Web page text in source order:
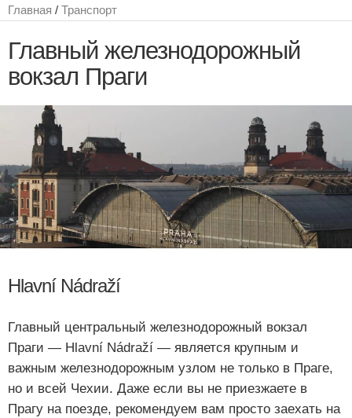
Главная / Транспорт
Главный железнодорожный
вокзал Праги
Hlavní Nádraží
Главный центральный железнодорожный вокзал
Праги — Hlavní Nádraží — является крупным и
важным железнодорожным узлом не только в Праге,
но и всей Чехии. Даже если вы не приезжаете в
Прагу на поезде, рекомендуем вам просто заехать на